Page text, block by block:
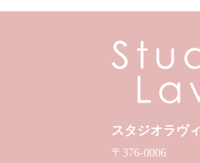
スタジオラヴィ
〒376-0006